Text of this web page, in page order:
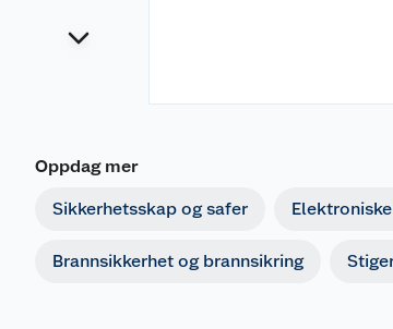
Oppdag mer
Sikkerhetsskap og safer
Brannsikkerhet og brannsikring